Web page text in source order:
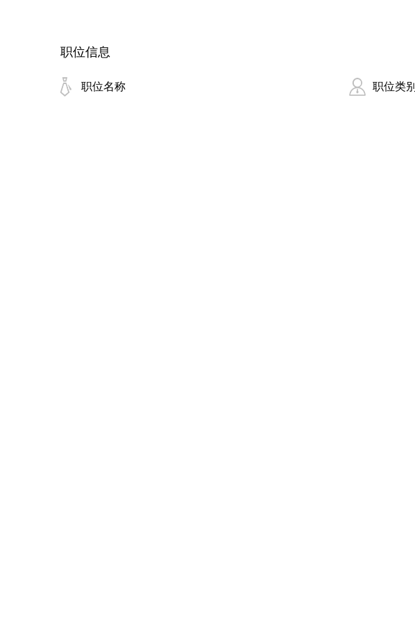
职位信息
职位名称 职位类别